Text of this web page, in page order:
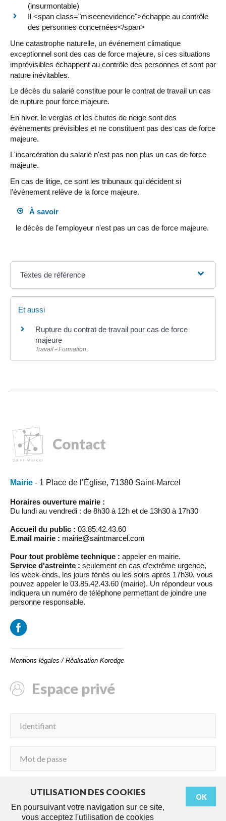
(insurmontable)
Il <span class="miseenevidence">échappe au contrôle
des personnes concernées</span>
Une catastrophe naturelle, un événement climatique
exceptionnel sont des cas de force majeure, si ces situations
imprévisibles échappent au contrôle des personnes et sont par
nature inévitables.
Le décès du salarié constitue pour le contrat de travail un cas
de rupture pour force majeure.
En hiver, le verglas et les chutes de neige sont des
événements prévisibles et ne constituent pas des cas de force
majeure.
L'incarcération du salarié n'est pas non plus un cas de force
majeure.
En cas de litige, ce sont les tribunaux qui décident si
l'événement relève de la force majeure.
À savoir
le décès de l'employeur n'est pas un cas de force majeure.
Textes de référence
Et aussi
Rupture du contrat de travail pour cas de force
majeure
Travail - Formation
Contact
Mairie - 1 Place de l’Église, 71380 Saint-Marcel
Horaires ouverture mairie :
Du lundi au vendredi : de 8h30 à 12h et de 13h30 à 17h30
Accueil du public : 03.85.42.43.60
E.mail mairie : mairie@saintmarcel.com
Pour tout problème technique : appeler en mairie.
Service d'astreinte : seulement en cas d’extrême urgence,
les week-ends, les jours fériés ou les soirs après 17h30, vous
pouvez appeler le 03.85.42.43.60 (mairie). Un répondeur vous
indiquera un numéro de téléphone permettant de joindre une
personne responsable.
Mentions légales / Réalisation Koredge
Espace privé
OK
UTILISATION DES COOKIES
En poursuivant votre navigation sur ce site,
vous acceptez l'utilisation de cookies